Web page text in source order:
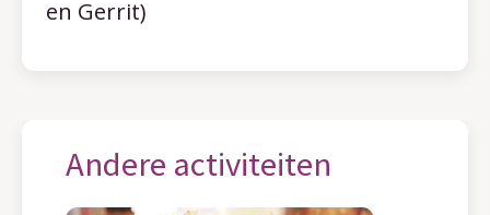
en Gerrit)
Andere activiteiten